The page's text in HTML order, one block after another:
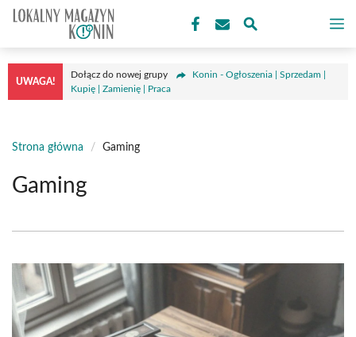
Przejdź
treści
UWAGA!
Dołącz do nowej grupy
Konin - Ogłoszenia | Sprzedam |
Kupię | Zamienię | Praca
Strona główna / Gaming
Gaming